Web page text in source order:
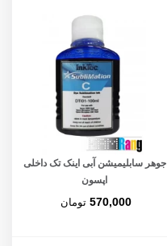
جوهر سابلیمیشن آبی اینک تک داخلی
اپسون
570,000 تومان